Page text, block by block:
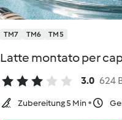
TM7 TM6 TM5
Latte montato per
3.0 624
Zubereitung 5 Min